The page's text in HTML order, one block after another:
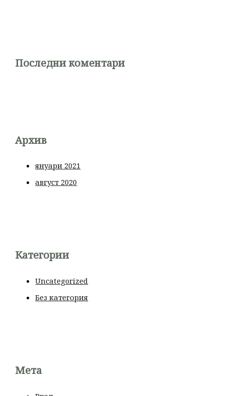
Последни коментари
Архив
януари 2021
август 2020
Категории
Uncategorized
Без категория
Мета